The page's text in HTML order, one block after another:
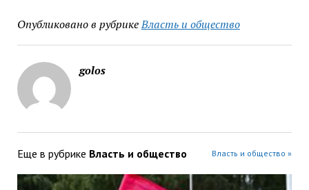
Опубликовано в рубрикеВласть и общество
golos
Еще в рубрике Власть и общество Власть и общество »